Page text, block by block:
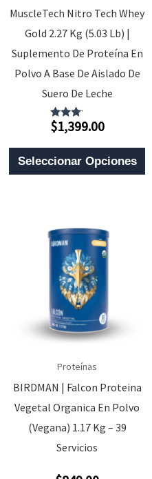
MuscleTech Nitro Tech Whey
Gold 2.27 Kg (5.03 Lb) |
Suplemento De Proteína En
Polvo A Base De Aislado De
Suero De Leche
Valorado
Con
3.00
De 5
$1,399.00
Seleccionar Opciones
Proteínas
BIRDMAN | Falcon Proteina
Vegetal Organica En Polvo
(Vegana) 1.17 Kg – 39
Servicios